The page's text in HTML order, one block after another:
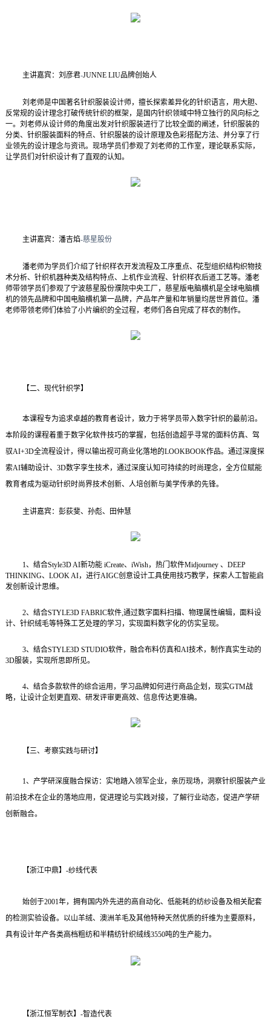
主讲嘉宾：刘彦君-JUNNE LIU品牌创始人
刘老师是中国著名针织服装设计师，擅长探索差异化的针织语言，用大胆、
反常规的设计理念打破传统针织的框架，是国内针织领域中特立独行的风向标之
一。刘老师从设计师的角度出发对针织服装进行了比较全面的阐述，针织服装的
分类、针织服装面料的特点、针织服装的设计原理及色彩搭配方法、并分享了行
业领先的设计理念与资讯。现场学员们参观了刘老师的工作室，理论联系实际，
让学员们对针织设计有了直观的认知。
主讲嘉宾：潘吉焰-慈星股份
潘老师为学员们介绍了针织样衣开发流程及工序重点、花型组织结构织物技
术分析、针织机器种类及结构特点、上机作业流程、针织样衣后道工艺等。潘老
师带领学员们参观了宁波慈星股份濮院中央工厂，慈星版电脑横机是全球电脑横
机的领先品牌和中国电脑横机第一品牌，产品年产量和年销量均居世界首位。潘
老师带领老师们体验了小片编织的全过程，老师们各自完成了样衣的制作。
【二、现代针织学】
本课程专为追求卓越的教育者设计，致力于将学员带入数字针织的最前沿。
本阶段的课程着重于数字化软件技巧的掌握，包括创造超乎寻常的面料仿真、驾
驭AI+3D全流程设计，得以输出视可商业化落地的LOOKBOOK作品。通过深度探
索AI辅助设计、 3D数字孪生技术，通过深度认知可持续的时尚理念，全方位赋能
教育者成为驱动针织时尚界技术创新、人培创新与美学传承的先锋。
主讲嘉宾：彭荻斐、孙彪、田仲慧
1、结合Style3D AI新功能 iCreate、iWish，热门软件Midjourney 、DEEP
THINKING、LOOK AI，进行AIGC创意设计工具使用技巧教学，探索人工智能启
发创新设计思维。
2、结合STYLE3D FABRIC软件,通过数字面料扫描、物理属性编辑，面料设
计、针织绒毛等特殊工艺处理的学习，实现面料数字化的仿实呈现。
3、结合STYLE3D STUDIO软件，融合布料仿真和AI技术，制作真实生动的
3D服装，实现所思即所见。
4、结合多款软件的综合运用，学习品牌如何进行商品企划，现实GTM战
略，让设计企划更直观、研发评审更高效、信息传达更准确。
【三、考察实践与研讨】
1、产学研深度融合探访：实地踏入领军企业，亲历现场，洞察针织服装产业
前沿技术在企业的落地应用，促进理论与实践对接，了解行业动态，促进产学研
创新融合。
【浙江中鼎】 -纱线代表
始创于2001年，拥有国内外先进的高自动化、低能耗的纺纱设备及相关配套
的检测实验设备。以山羊绒、澳洲羊毛及其他特种天然优质的纤维为主要原料，
具有设计年产各类高档粗纺和半精纺针织绒线3550吨的生产能力。
【浙江恒军制衣】 -智造代表